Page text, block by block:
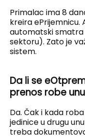
Primalac ima 8
kreira ePrijemnicu.
automatski
sektoru). Zato je
sistem.
Da li se
prenos robe
Da. Čak i kada
jedinice u drugu
treba